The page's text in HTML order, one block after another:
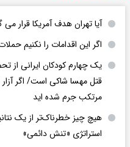
آیا تهران هدف آمریکا قرار می
اگر این اقدامات را نکنیم
یک چهارم کودکان ایرانی از
قتل مهسا شاکی است/ اگر
مرتکب جرم شده اید
هیچ چیز خطرناک‌تر از یک
استراتژی «تنش دائمی»